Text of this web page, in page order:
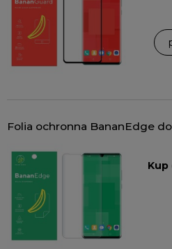
Folia ochronna BananEdge
Kup